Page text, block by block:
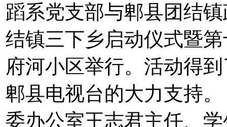
蹈系党支部与郫县团结
结镇三下乡启动仪式暨
府河小区举行。活动得
郫县电视台的大力支持。
委办公室王志君主任、